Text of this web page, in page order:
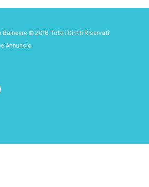
© 2016. Tutti i Diritti Riservati
Annuncio